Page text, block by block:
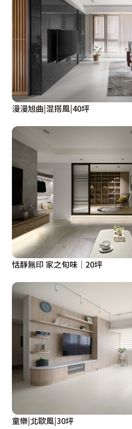
漫漫旭曲|混搭風|40坪
恬靜無印 家之旬味│20坪
童樂|北歐風|30坪